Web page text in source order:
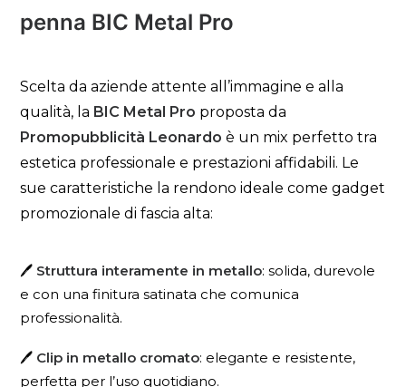
penna BIC Metal Pro
Scelta da aziende attente all’immagine e alla
qualità, la BIC Metal Pro proposta da
Promopubblicità Leonardo è un mix perfetto tra
estetica professionale e prestazioni affidabili. Le
sue caratteristiche la rendono ideale come gadget
promozionale di fascia alta:
🖊️ Struttura interamente in metallo: solida, durevole
e con una finitura satinata che comunica
professionalità.
🖊️ Clip in metallo cromato: elegante e resistente,
perfetta per l’uso quotidiano.